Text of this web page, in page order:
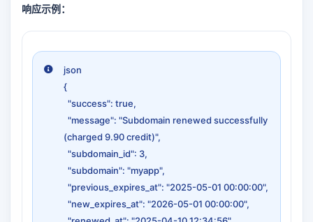
响应示例：
json
{
"success": true,
"message": "Subdomain renewed successfully
(charged 9.90 credit)",
"subdomain_id": 3,
"subdomain": "myapp",
"previous_expires_at": "2025-05-01 00:00:00",
"new_expires_at": "2026-05-01 00:00:00",